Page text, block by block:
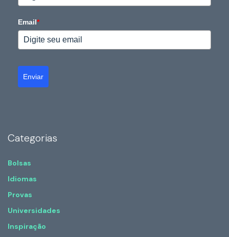
Email*
Enviar
Categorias
Bolsas
Idiomas
Provas
Universidades
Inspiração